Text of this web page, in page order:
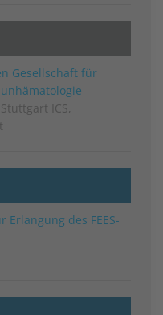
Gesellschaft für
ICS,
des FEES-